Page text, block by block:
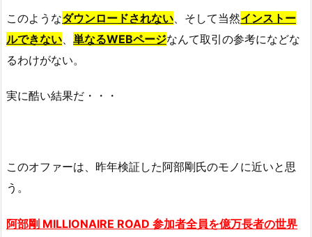
このようなダウンロードされない、そして当然インストー
ルできない、 単なるWEBページなんて取引の参考になどな
るわけがない。
実に酷い結果だ・・・
このオファーは、昨年検証した阿部剛氏のモノに近いと思
う。
阿部剛 MILLIONAIRE ROAD 参加者全員を億万長者の世界